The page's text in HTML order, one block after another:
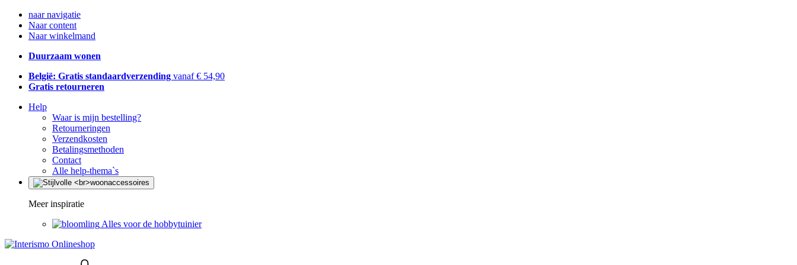
naar navigatie
Naar content
Naar winkelmand
Duurzaam wonen
België: Gratis standaardverzending vanaf € 54,90
Gratis retourneren
Help
Waar is mijn bestelling?
Retourneringen
Verzendkosten
Betalingsmethoden
Contact
Alle help-thema`s
Meer inspiratie
Alles voor de hobbytuinier